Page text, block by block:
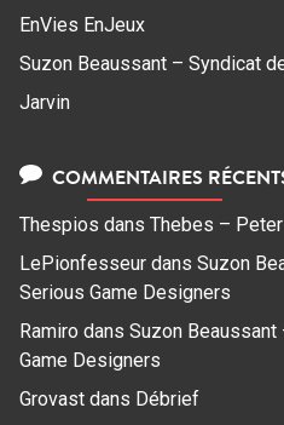
EnVies EnJeux
Suzon Beaussant – Syndicat
Jarvin
COMMENTAIRES
Thespios dans Thebes –
LePionfesseur dans Suzon
Serious Game Designers
Ramiro dans Suzon
Game Designers
Grovast dans Débrief